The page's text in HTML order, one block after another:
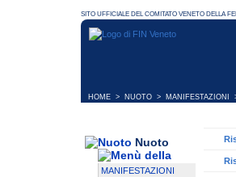
HOME > NUOTO > MANIFESTAZIONI
Nuoto
MANIFESTAZIONI